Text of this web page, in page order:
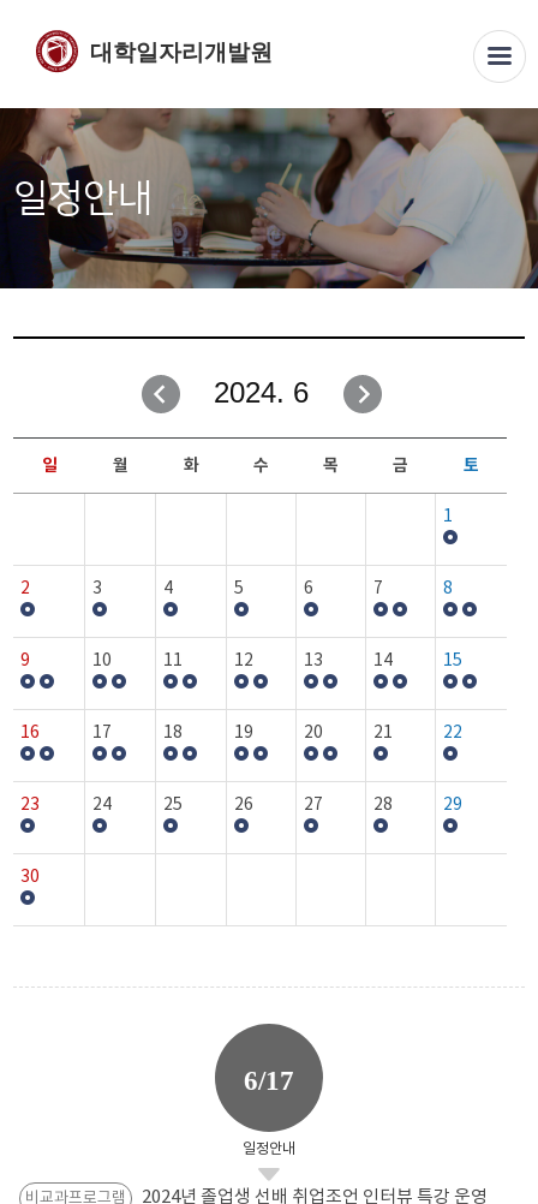
대학일자리개발원
일정안내
2024. 6
일 월 화 수 목 금 토
1
2 3 4 5 6 7 8
9 10 11 12 13 14 15
16 17 18 19 20 21 22
23 24 25 26 27 28 29
30
6/17
일정안내
비교과프로그램 2024년 졸업생 선배 취업조언 인터뷰 특강 운영